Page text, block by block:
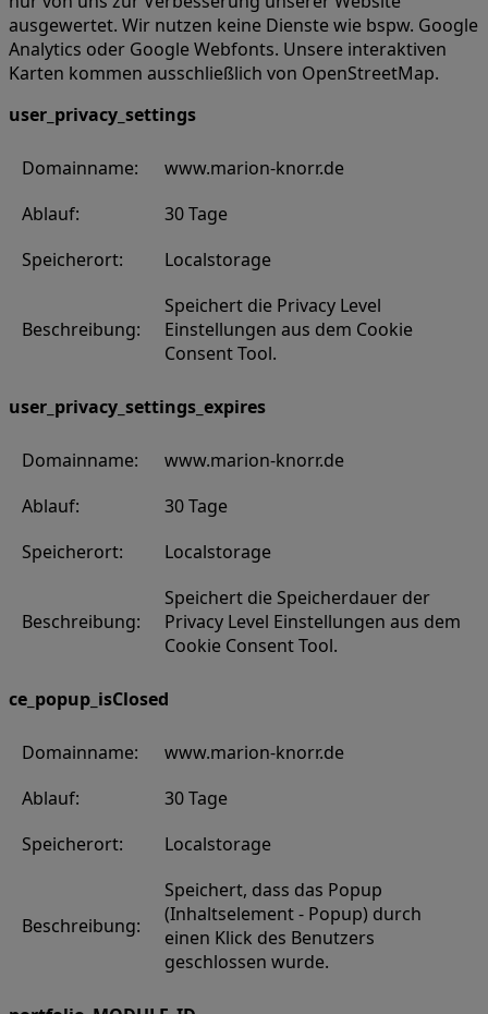
ausgewertet. Wir nutzen keine Dienste wie bspw. Google
Analytics oder Google Webfonts. Unsere interaktiven
Karten kommen ausschließlich von OpenStreetMap.
user_privacy_settings
Domainname:
www.marion-knorr.de
Ablauf:
30 Tage
Speicherort:
Localstorage
Beschreibung:
Speichert die Privacy Level
Einstellungen aus dem Cookie
Consent Tool.
user_privacy_settings_expires
Domainname:
www.marion-knorr.de
Ablauf:
30 Tage
Speicherort:
Localstorage
Beschreibung:
Speichert die Speicherdauer der
Privacy Level Einstellungen aus dem
Cookie Consent Tool.
ce_popup_isClosed
Domainname:
www.marion-knorr.de
Ablauf:
30 Tage
Speicherort:
Localstorage
Beschreibung:
Speichert, dass das Popup
(Inhaltselement - Popup) durch
einen Klick des Benutzers
geschlossen wurde.